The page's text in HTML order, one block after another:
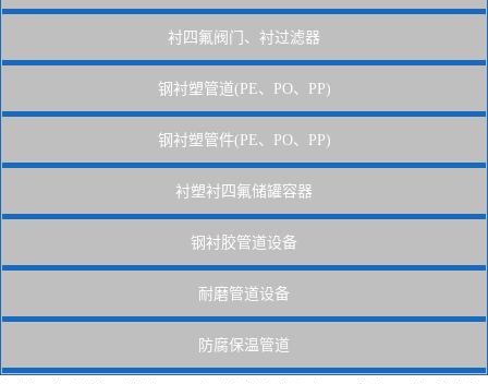
衬四氟阀门、衬过滤器
钢衬塑管道(PE、PO、PP)
钢衬塑管件(PE、PO、PP)
衬塑衬四氟储罐容器
钢衬胶管道设备
耐磨管道设备
防腐保温管道